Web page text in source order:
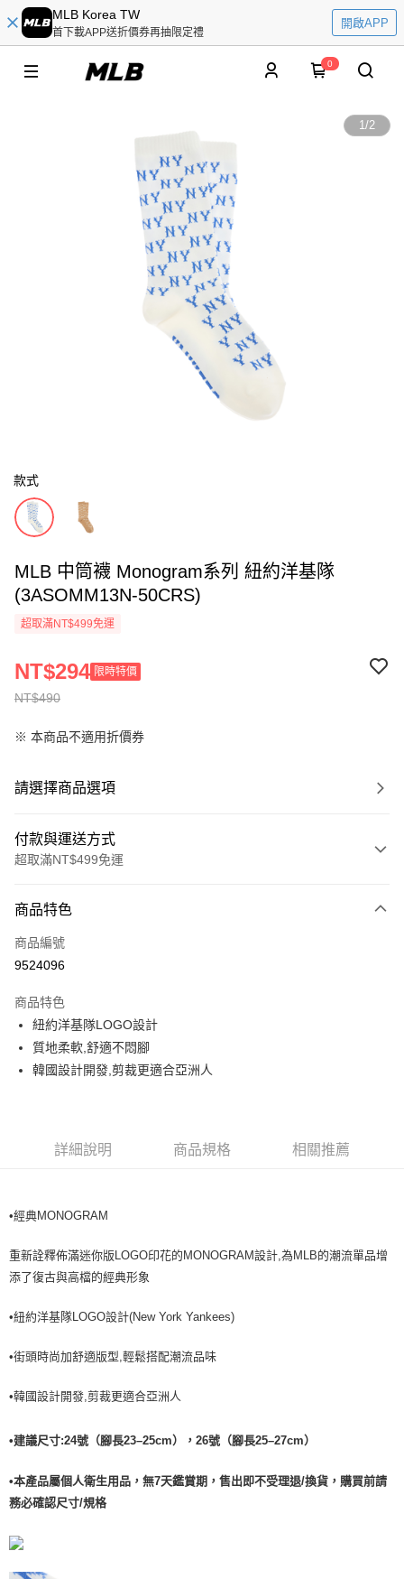
MLB Korea TW
首下載APP送折價券再抽限定禮
開啟APP
0
1/2
款式
MLB 中筒襪 Monogram系列 紐約洋基隊
(3ASOMM13N-50CRS)
超取滿NT$499免運
NT$490
NT$294 限時特價
※ 本商品不適用折價券
請選擇商品選項
付款與運送方式
超取滿NT$499免運
信用卡一次付款
超商取貨付款
Apple Pay
街口支付
全家取貨付款<未取貨列黑名單/不支援離島取退>
全家取貨<不支援離島取退>
7-11取貨付款<未取貨列黑名單/不支援離島取退>
每筆NT$60，滿NT$499(含以上)免運費
宅配滿699免運
商品特色
商品編號
9524096
商品特色
紐約洋基隊LOGO設計
質地柔軟,舒適不悶腳
韓國設計開發,剪裁更適合亞洲人
詳細說明 商品規格 相關推薦
•經典MONOGRAM
重新詮釋佈滿迷你版LOGO印花的MONOGRAM設計,為MLB的潮流單品增
添了復古與高檔的經典形象
•紐約洋基隊LOGO設計(New York Yankees)
•街頭時尚加舒適版型,輕鬆搭配潮流品味
•韓國設計開發,剪裁更適合亞洲人
•建議尺寸:24號（腳長23–25cm），26號（腳長25–27cm）
•本產品屬個人衛生用品，無7天鑑賞期，售出即不受理退/換貨，購買前請
務必確認尺寸/規格